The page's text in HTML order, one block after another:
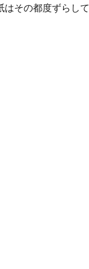
その都度ずらして